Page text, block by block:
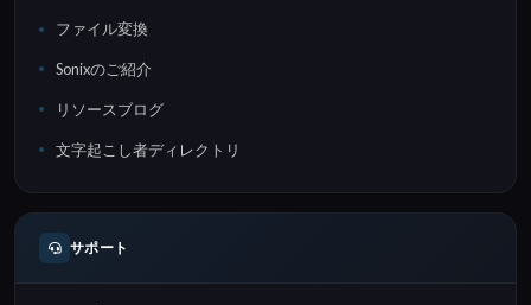
ファイル変換
Sonixのご紹介
リソースブログ
文字起こし者ディレクトリ
サポート